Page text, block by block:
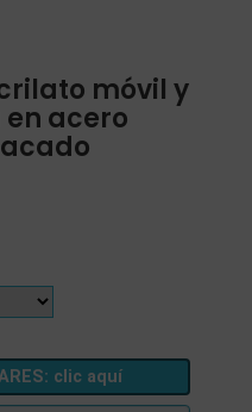
móvil y
acero
clic aquí